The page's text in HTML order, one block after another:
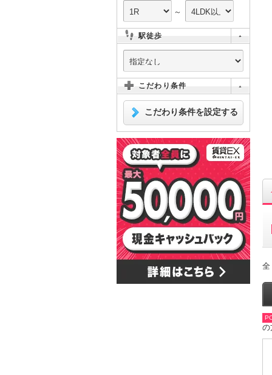
～
駅徒歩
こだわり条件
こだわり条件を設定する
全
の